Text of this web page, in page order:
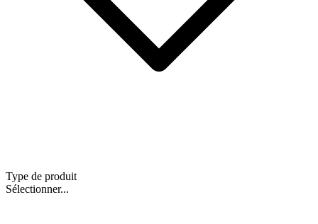
Type de produit
Sélectionner...